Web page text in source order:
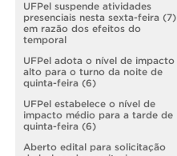
UFPel suspende atividades
presenciais nesta sexta-feira (7)
em razão dos efeitos do
temporal
UFPel adota o nível de impacto
alto para o turno da noite de
quinta-feira (6)
UFPel estabelece o nível de
impacto médio para a tarde de
quinta-feira (6)
Aberto edital para solicitação